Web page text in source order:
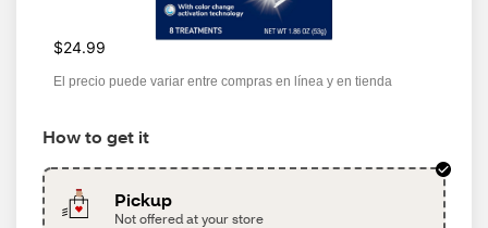
$24.99
El precio puede variar entre compras en línea y en tienda
How to get it
Pickup
Not offered at your store